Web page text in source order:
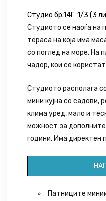
Студио бр.14Г 1/3 (3
Студиото се наоѓа на
тераса на која има
со поглед на море. На
чадор, кои се
Студиото располага
мини кујна со садови,
клима уред, мало и
можност за
години. Има директен
Патниците